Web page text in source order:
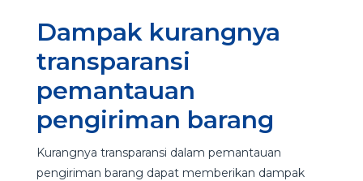
Dampak kurangnya
transparansi
pemantauan
pengiriman barang
Kurangnya transparansi dalam pemantauan
pengiriman barang dapat memberikan dampak